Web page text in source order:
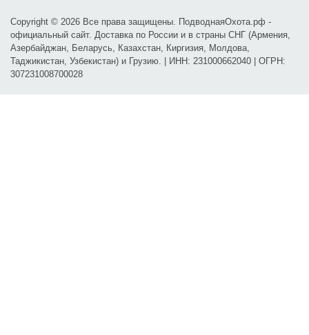
Copyright © 2026 Все права защищены. ПодводнаяОхота.рф -
официальный сайт. Доставка по России и в страны СНГ (Армения,
Азербайджан, Беларусь, Казахстан, Киргизия, Молдова,
Таджикистан, Узбекистан) и Грузию. | ИНН: 231000662040 | ОГРН:
307231008700028